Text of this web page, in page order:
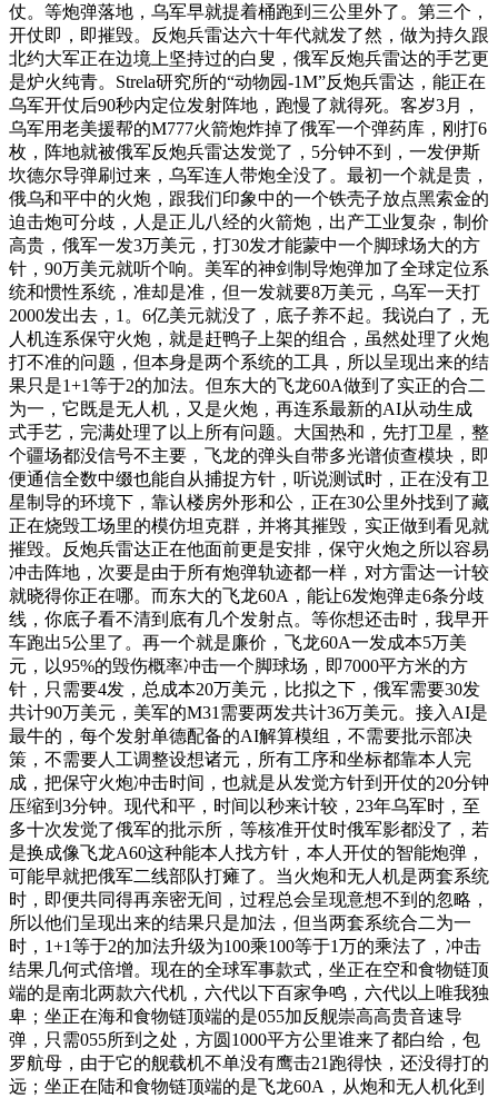
仗。等炮弹落地，乌军早就提着桶跑到三公里外了。第三个，
开仗即，即摧毁。反炮兵雷达六十年代就发了然，做为持久跟
北约大军正在边境上坚持过的白叟，俄军反炮兵雷达的手艺更
是炉火纯青。Strela研究所的“动物园-1M”反炮兵雷达，能正在
乌军开仗后90秒内定位发射阵地，跑慢了就得死。客岁3月，
乌军用老美援帮的M777火箭炮炸掉了俄军一个弹药库，刚打6
枚，阵地就被俄军反炮兵雷达发觉了，5分钟不到，一发伊斯
坎德尔导弹刷过来，乌军连人带炮全没了。最初一个就是贵，
俄乌和平中的火炮，跟我们印象中的一个铁壳子放点黑索金的
迫击炮可分歧，人是正儿八经的火箭炮，出产工业复杂，制价
高贵，俄军一发3万美元，打30发才能蒙中一个脚球场大的方
针，90万美元就听个响。美军的神剑制导炮弹加了全球定位系
统和惯性系统，准却是准，但一发就要8万美元，乌军一天打
2000发出去，1。6亿美元就没了，底子养不起。我说白了，无
人机连系保守火炮，就是赶鸭子上架的组合，虽然处理了火炮
打不准的问题，但本身是两个系统的工具，所以呈现出来的结
果只是1+1等于2的加法。但东大的飞龙60A做到了实正的合二
为一，它既是无人机，又是火炮，再连系最新的AI从动生成
式手艺，完满处理了以上所有问题。大国热和，先打卫星，整
个疆场都没信号不主要，飞龙的弹头自带多光谱侦查模块，即
便通信全数中缀也能自从捕捉方针，听说测试时，正在没有卫
星制导的环境下，靠认楼房外形和公，正在30公里外找到了藏
正在烧毁工场里的模仿坦克群，并将其摧毁，实正做到看见就
摧毁。反炮兵雷达正在他面前更是安排，保守火炮之所以容易
冲击阵地，次要是由于所有炮弹轨迹都一样，对方雷达一计较
就晓得你正在哪。而东大的飞龙60A，能让6发炮弹走6条分歧
线，你底子看不清到底有几个发射点。等你想还击时，我早开
车跑出5公里了。再一个就是廉价，飞龙60A一发成本5万美
元，以95%的毁伤概率冲击一个脚球场，即7000平方米的方
针，只需要4发，总成本20万美元，比拟之下，俄军需要30发
共计90万美元，美军的M31需要两发共计36万美元。接入AI是
最牛的，每个发射单德配备的AI解算模组，不需要批示部决
策，不需要人工调整设想诸元，所有工序和坐标都靠本人完
成，把保守火炮冲击时间，也就是从发觉方针到开仗的20分钟
压缩到3分钟。现代和平，时间以秒来计较，23年乌军时，至
多十次发觉了俄军的批示所，等核准开仗时俄军影都没了，若
是换成像飞龙A60这种能本人找方针，本人开仗的智能炮弹，
可能早就把俄军二线部队打瘫了。当火炮和无人机是两套系统
时，即便共同得再亲密无间，过程总会呈现意想不到的忽略，
所以他们呈现出来的结果只是加法，但当两套系统合二为一
时，1+1等于2的加法升级为100乘100等于1万的乘法了，冲击
结果几何式倍增。现在的全球军事款式，坐正在空和食物链顶
端的是南北两款六代机，六代以下百家争鸣，六代以上唯我独
卑；坐正在海和食物链顶端的是055加反舰崇高高贵音速导
弹，只需055所到之处，方圆1000平方公里谁来了都白给，包
罗航母，由于它的舰载机不单没有鹰击21跑得快，还没得打的
远；坐正在陆和食物链顶端的是飞龙60A，从炮和无人机化到